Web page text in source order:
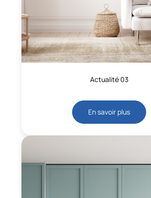
Actualité 03
En savoir plus